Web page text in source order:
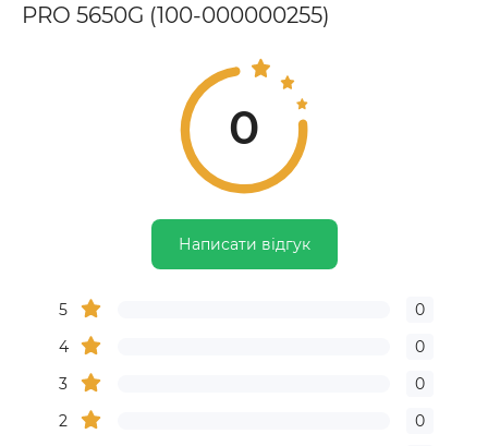
PRO 5650G (100-000000255)
0
Написати відгук
5
0
4
0
3
0
2
0